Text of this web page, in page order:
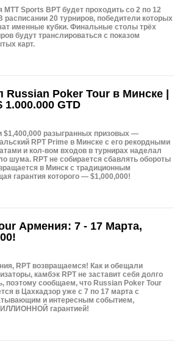
MTT Sports BPT будет проходить со 2 по 12
расписании 20 турниров, победители которых
именные кубки. Финальные столы трёх
будут транслироваться с показом
карт.
Russian Poker Tour в Минске |
GTD
$1,400,000 разыгранных призовых —
RPT Prime в Минске с его рекордными
и кол-вом входов в турнирах наделал
шума. RPT не собирается сбавлять обороты
в Минск с традиционным
гарантия которого — $1,000,000!
Армения: 7 - 17 Марта,
RPT возвращаемся! Как и обещали
камбэк RPT не заставит себя долго
поэтому сообщаем, что Russian Poker Tour
в Цахкадзор уже с 7 по 17 марта с
и интересным событием,
гарантией!